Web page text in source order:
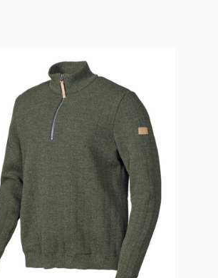
HALF
ZIP,
WINDBREAKER,
100%
ULL
—
LODEN
GREEN
Ivanhoe
of
Sweden